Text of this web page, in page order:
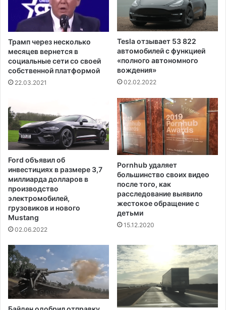
о
в
а
я
р
а
б
о
в
и
с
о
и
е
с
к
о
й
л
а
н
т
а
Трамп через несколько
месяцев вернется в
социальные сети со своей
собственной платформой
22.03.2021
Tesla отзывает 53 822
автомобилей с функцией
«полного автономного
вождения»
02.02.2022
Ford объявил об
инвестициях в размере 3,7
миллиарда долларов в
производство
электромобилей,
грузовиков и нового
Mustang
02.06.2022
Pornhub удаляет
большинство своих видео
после того, как
расследование выявило
жестокое обращение с
детьми
15.12.2020